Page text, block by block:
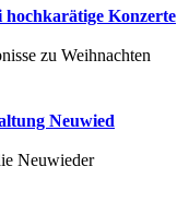
hochkarätige Konzerte
zu Weihnachten
Neuwied
Neuwieder